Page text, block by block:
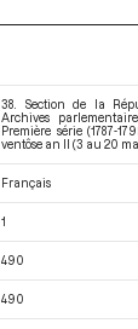
38. Section de la
Archives
Première série (1787-
ventôse an II (3 au 20
Français
1
490
490